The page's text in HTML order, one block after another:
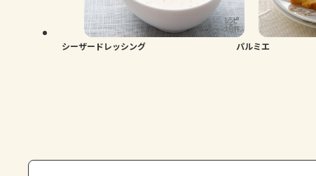
シーザードレッシング パルミエ